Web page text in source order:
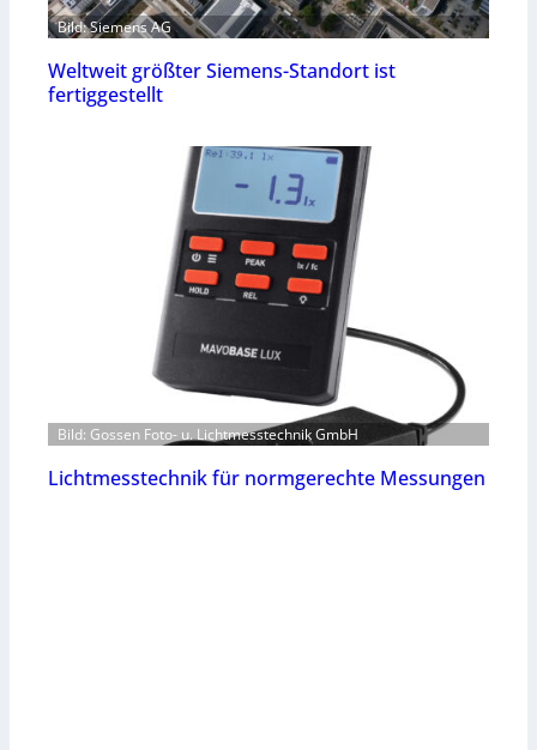
Bild: Siemens AG
Weltweit größter Siemens-Standort ist
fertiggestellt
Bild: Gossen Foto- u. Lichtmesstechnik GmbH
Lichtmesstechnik für normgerechte Messungen